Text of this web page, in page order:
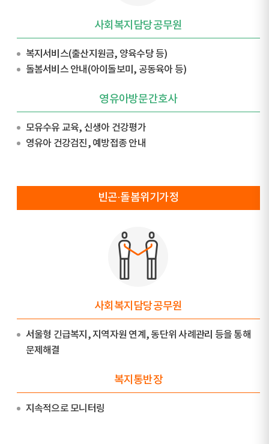
사회복지담당공무원
복지서비스(출산지원금, 양육수당 등)
돌봄서비스 안내(아이돌보미, 공동육아 등)
영유아방문간호사
모유수유 교육, 신생아 건강평가
영유아 건강검진, 예방접종 안내
빈곤·돌봄위기가정
사회복지담당공무원
서울형 긴급복지, 지역자원 연계, 동단위 사례관리 등을 통해
문제해결
복지통반장
지속적으로 모니터링